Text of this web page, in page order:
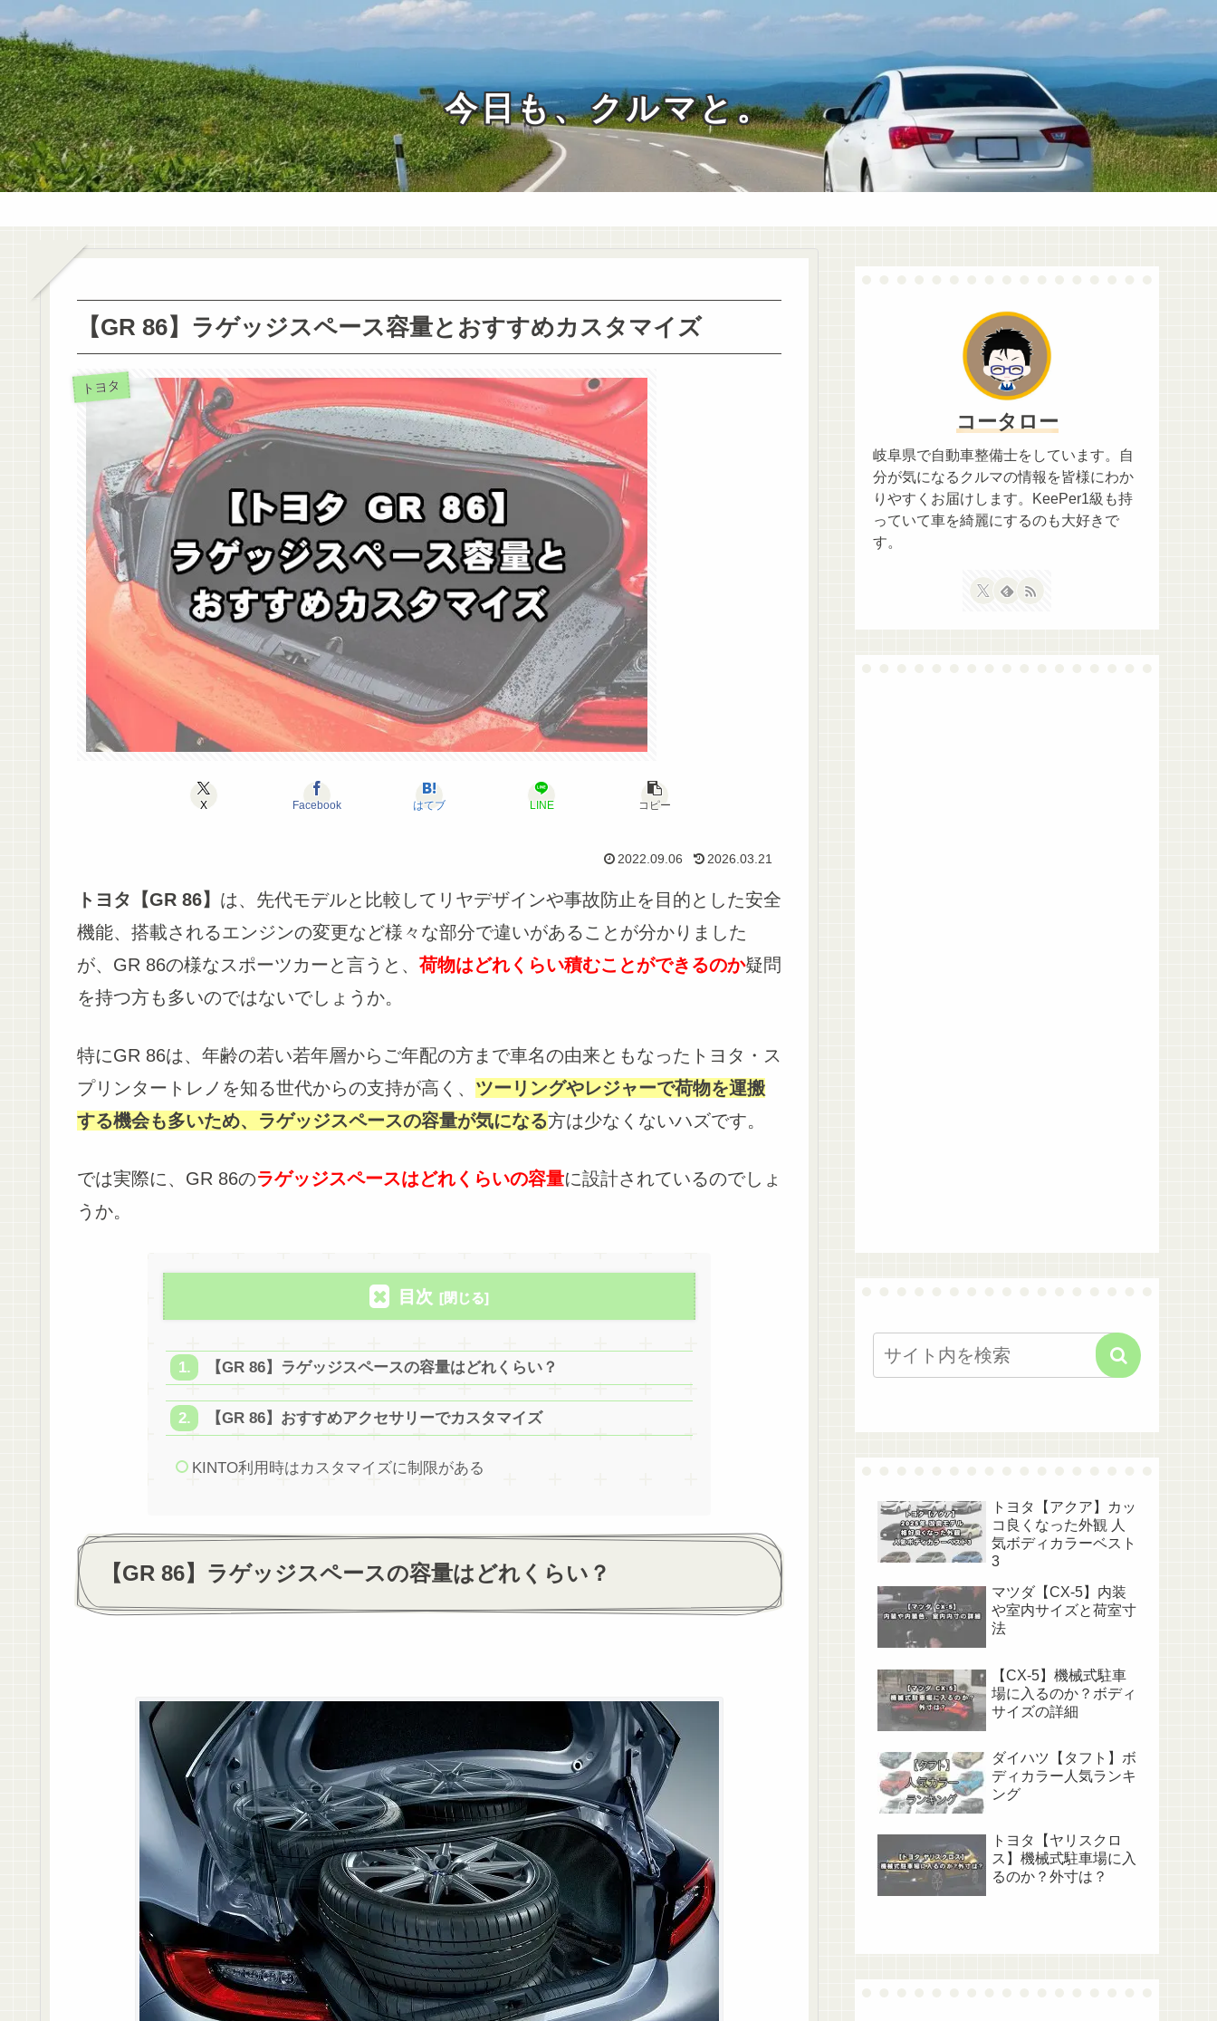
今日も、クルマと。
【GR 86】ラゲッジスペース容量とおすすめカスタマイズ
トヨタ
X Facebook はてブ LINE コピー
2022.09.06 2026.03.21
トヨタ【GR 86】 は、先代モデルと比較してリヤデザインや事故防止を目的とした安全
機能、搭載されるエンジンの変更など様々な部分で違いがあることが分かりました
が、GR 86の様なスポーツカーと言うと、 荷物はどれくらい積むことができるのか疑問
を持つ方も多いのではないでしょうか。
特にGR 86は、年齢の若い若年層からご年配の方まで車名の由来ともなったトヨタ・ス
プリンタートレノを知る世代からの支持が高く、 ツーリングやレジャーで荷物を運搬
する機会も多いため、ラゲッジスペースの容量が気になる方は少なくないハズです。
では実際に、GR 86のラゲッジスペースはどれくらいの容量に設計されているのでしょ
うか。
目次
【GR 86】ラゲッジスペースの容量はどれくらい？
【GR 86】おすすめアクセサリーでカスタマイズ
KINTO利用時はカスタマイズに制限がある
【GR 86】ラゲッジスペースの容量はどれくらい？
コータロー
岐阜県で自動車整備士をしています。自
分が気になるクルマの情報を皆様にわか
りやすくお届けします。KeePer1級も持
っていて車を綺麗にするのも大好きで
す。
トヨタ【アクア】カッ
コ良くなった外観 人
気ボディカラーベスト
3
マツダ【CX-5】内装
や室内サイズと荷室寸
法
【CX-5】機械式駐車
場に入るのか？ボディ
サイズの詳細
ダイハツ【タフト】ボ
ディカラー人気ランキ
ング
トヨタ【ヤリスクロ
ス】機械式駐車場に入
るのか？外寸は？